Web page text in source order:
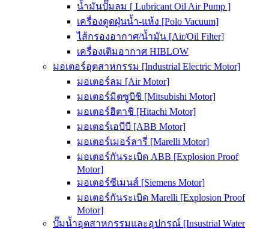
น้ำมันปั๊มลม [ Lubricant Oil Air Pump ]
เครื่องดูดฝุ่นน้ำ-แห้ง [Polo Vacuum]
ไส้กรองอากาศ/น้ำมัน [Air/Oil Filter]
เครื่องเติมอากาศ HIBLOW
มอเตอร์อุตสาหกรรม [Industrial Electric Motor]
มอเตอร์ลม [Air Motor]
มอเตอร์มิตซูบิชิ [Mitsubishi Motor]
มอเตอร์ฮิตาชิ [Hitachi Motor]
มอเตอร์เอบีบี [ABB Motor]
มอเตอร์เมอร์ลารี่ [Marelli Motor]
มอเตอร์กันระเบิด ABB [Explosion Proof
Motor]
มอเตอร์ซีเมนส์ [Siemens Motor]
มอเตอร์กันระเบิด Marelli [Explosion Proof
Motor]
ปั๊มน้ำอุตสาหกรรมและอุปกรณ์ [Insustrial Water